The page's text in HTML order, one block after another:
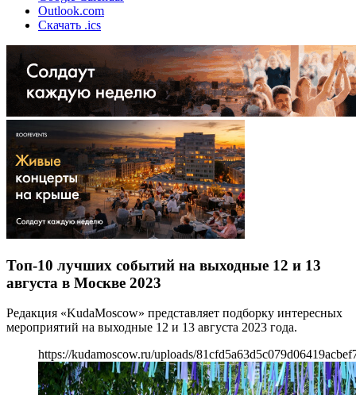
Outlook.com
Скачать .ics
Топ-10 лучших событий на выходные 12 и 13
августа в Москве 2023
Редакция «KudaMoscow» представляет подборку интересных
мероприятий на выходные 12 и 13 августа 2023 года.
https://kudamoscow.ru/uploads/